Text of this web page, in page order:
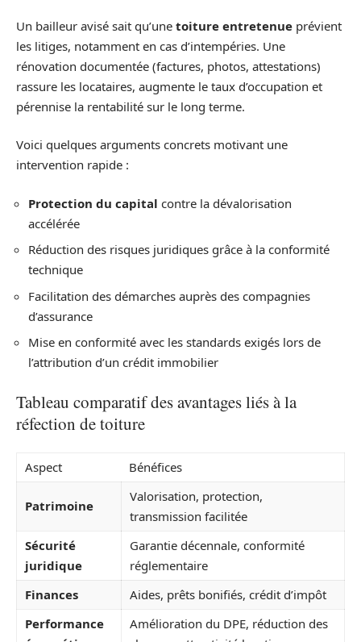
Un bailleur avisé sait qu’une toiture entretenue prévient
les litiges, notamment en cas d’intempéries. Une
rénovation documentée (factures, photos, attestations)
rassure les locataires, augmente le taux d’occupation et
pérennise la rentabilité sur le long terme.
Voici quelques arguments concrets motivant une
intervention rapide :
Protection du capital contre la dévalorisation
accélérée
Réduction des risques juridiques grâce à la conformité
technique
Facilitation des démarches auprès des compagnies
d’assurance
Mise en conformité avec les standards exigés lors de
l’attribution d’un crédit immobilier
Tableau comparatif des avantages liés à la
réfection de toiture
Aspect Bénéfices
Patrimoine
Valorisation, protection,
transmission facilitée
Sécurité
juridique
Garantie décennale, conformité
réglementaire
Finances
Aides, prêts bonifiés, crédit d’impôt
Performance
Amélioration du DPE, réduction des